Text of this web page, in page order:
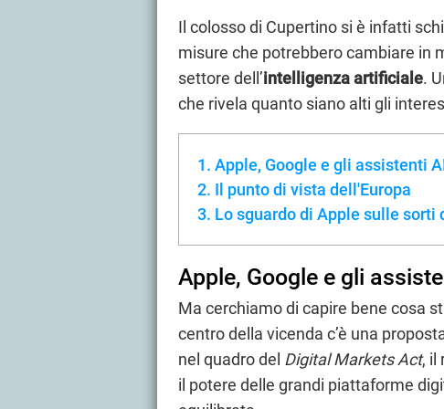
Il colosso di Cupertino si è infatti
misure che potrebbero cambiare in
settore dell’intelligenza artificiale.
che rivela quanto siano alti gli
Apple, Google e gli assistenti
Il punto di vista dell'Europa
Lo sguardo di Apple sulle sorti
Apple, Google e gli
Ma cerchiamo di capire bene cosa
centro della vicenda c’è una
nel quadro del Digital Markets Act, il
il potere delle grandi piattaforme